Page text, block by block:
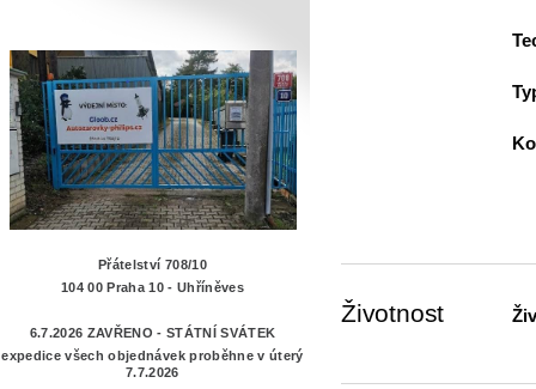
Přátelství 708/10
104 00 Praha 10 - Uhříněves
6.7.2026 ZAVŘENO - STÁTNÍ SVÁTEK
expedice všech objednávek proběhne v úterý
7.7.2026
Životnost